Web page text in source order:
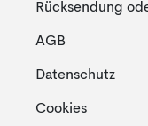
Rücksendung
AGB
Datenschutz
Cookies